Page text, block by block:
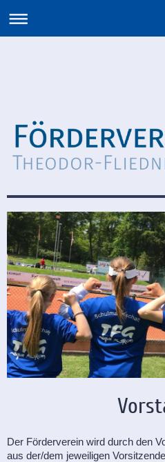
Der Förderverein wird durch den
aus der/dem jeweiligen